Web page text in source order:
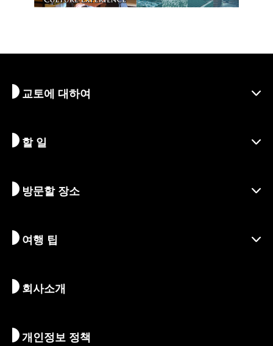
교토에 대하여
교토 알아보기
시즌별 정보
지속가능한 관광
할 일
여행 아이디어
액티비티
예술 & 문화
아침 & 밤
방문할 장소
목적지
여정
여행 팁
교토 둘러보기
지도 및 도구
회사소개
개인정보 정책